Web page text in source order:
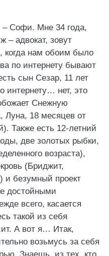
– Софи. Мне 34 года,
– адвокат, зовут
когда нам обоим было
по интернету бывают
сын Сезар, 11 лет
интернету… нет, это
Снежную
Луна, 18 месяцев от
Также есть 12-летний
две золотых рыбки,
возраста),
(Бриджит,
и безумный проект
достойными
всего, касается
такой из себя
А вот я… Итак,
возьмусь за себя